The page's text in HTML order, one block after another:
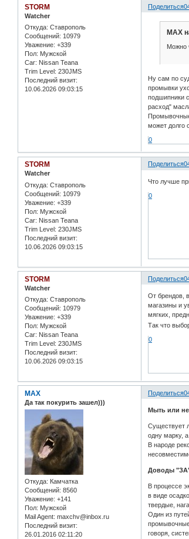
Поделиться
STORM
Watcher
Откуда: Ставрополь
Сообщений: 10979
Уважение: +339
Пол: Мужской
Car: Nissan Teana
Trim Level: 230JMS
Последний визит:
10.06.2026 09:03:15
MAX
Можно
Ну сам по
промывки
подшипники
расход"
может долго
0
Поделиться
STORM
Watcher
Откуда: Ставрополь
Сообщений: 10979
Уважение: +339
Пол: Мужской
Car: Nissan Teana
Trim Level: 230JMS
Последний визит:
10.06.2026 09:03:15
Что лучше
0
Поделиться
STORM
Watcher
Откуда: Ставрополь
Сообщений: 10979
Уважение: +339
Пол: Мужской
Car: Nissan Teana
Trim Level: 230JMS
Последний визит:
10.06.2026 09:03:15
От брендов,
магазины и
мягких,
Так что
0
Поделиться
MAX
Да так покурить зашел)))
Откуда: Камчатка
Сообщений: 8560
Уважение: +141
Пол: Мужской
Mail Agent: maxchv@inbox.ru
Последний визит:
26.01.2016 02:11:20
Мыть или
Существует
одну марку,
В народе
Доводы
В процессе
в виде
твердые,
Один из
говоря,